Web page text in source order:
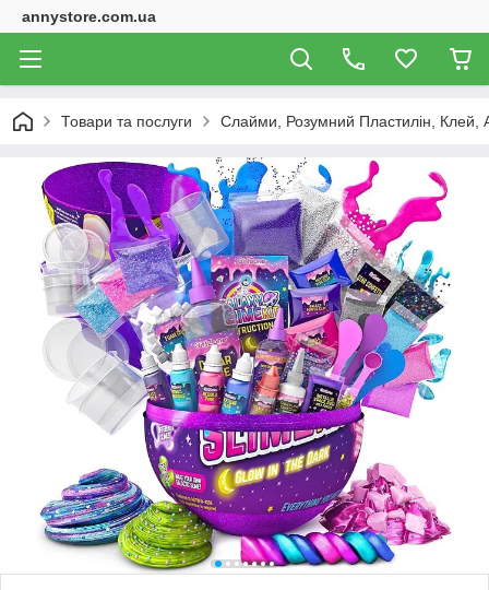
annystore.com.ua
Товари та послуги Слайми, Розумний Пластилін, Клей,